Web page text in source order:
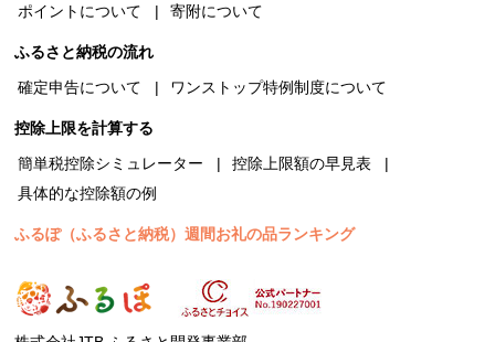
ポイントについて
寄附について
ふるさと納税の流れ
確定申告について
ワンストップ特例制度について
控除上限を計算する
簡単税控除シミュレーター
控除上限額の早見表
具体的な控除額の例
ふるぽ（ふるさと納税）週間お礼の品ランキング